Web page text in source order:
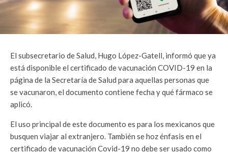
El subsecretario de Salud, Hugo López-Gatell, informó que ya
está disponible el certificado de vacunación COVID-19 en la
página de la Secretaría de Salud para aquellas personas que
se vacunaron, el documento contiene fecha y qué fármaco se
aplicó.
El uso principal de este documento es para los mexicanos que
busquen viajar al extranjero. También se hoz énfasis en el
certificado de vacunación Covid-19 no debe ser usado como